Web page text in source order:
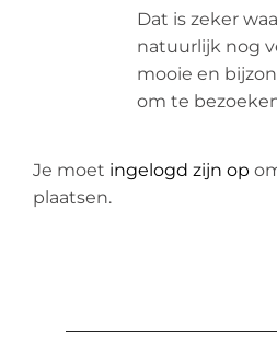
Dat is zeker
natuurlijk nog
mooie en
om te
Je moet ingelogd zijn op
plaatsen.